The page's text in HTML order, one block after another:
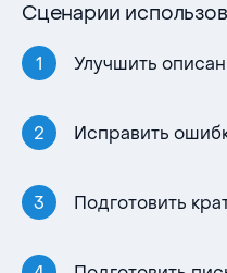
Сценарии
Улучшить
Исправить
Подготовить